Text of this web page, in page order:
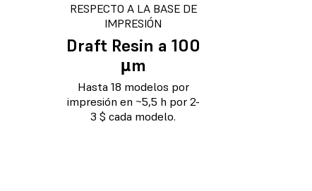
RESPECTO A LA BASE DE
IMPRESIÓN
Draft Resin a 100
µm
Hasta 18 modelos por
impresión en ~5,5 h por 2-
3 $ cada modelo.